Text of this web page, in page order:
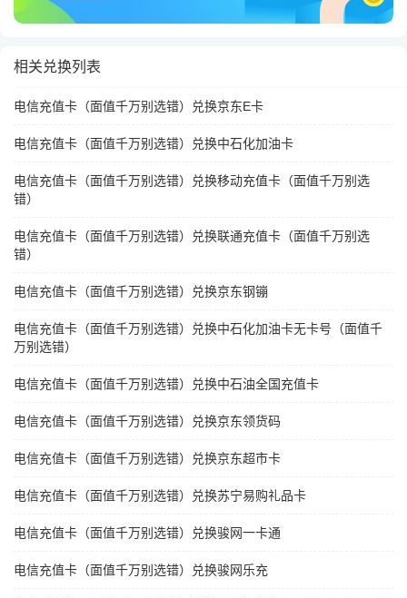
相关兑换列表
电信充值卡（面值千万别选错）兑换京东E卡
电信充值卡（面值千万别选错）兑换中石化加油卡
电信充值卡（面值千万别选错）兑换移动充值卡（面值千万别选
错）
电信充值卡（面值千万别选错）兑换联通充值卡（面值千万别选
错）
电信充值卡（面值千万别选错）兑换京东钢镚
电信充值卡（面值千万别选错）兑换中石化加油卡无卡号（面值千
万别选错）
电信充值卡（面值千万别选错）兑换中石油全国充值卡
电信充值卡（面值千万别选错）兑换京东领货码
电信充值卡（面值千万别选错）兑换京东超市卡
电信充值卡（面值千万别选错）兑换苏宁易购礼品卡
电信充值卡（面值千万别选错）兑换骏网一卡通
电信充值卡（面值千万别选错）兑换骏网乐充